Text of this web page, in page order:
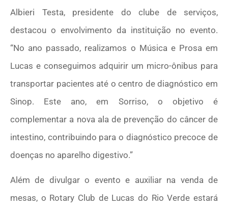
Albieri Testa, presidente do clube de serviços,
destacou o envolvimento da instituição no evento.
“No ano passado, realizamos o Música e Prosa em
Lucas e conseguimos adquirir um micro-ônibus para
transportar pacientes até o centro de diagnóstico em
Sinop. Este ano, em Sorriso, o objetivo é
complementar a nova ala de prevenção do câncer de
intestino, contribuindo para o diagnóstico precoce de
doenças no aparelho digestivo.”
Além de divulgar o evento e auxiliar na venda de
mesas, o Rotary Club de Lucas do Rio Verde estará